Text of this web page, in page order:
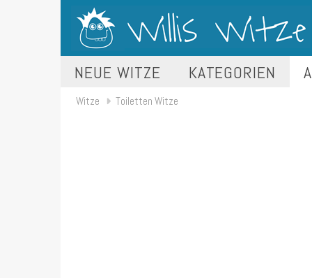
NEUE WITZE KATEGORIEN
Witze Toiletten Witze